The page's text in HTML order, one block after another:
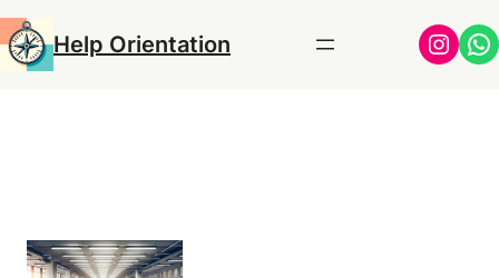
Aller
au
contenu
Help Orientation